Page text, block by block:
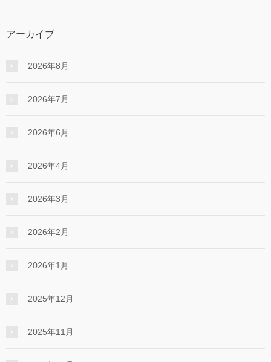
アーカイブ
2026年8月
2026年7月
2026年6月
2026年4月
2026年3月
2026年2月
2026年1月
2025年12月
2025年11月